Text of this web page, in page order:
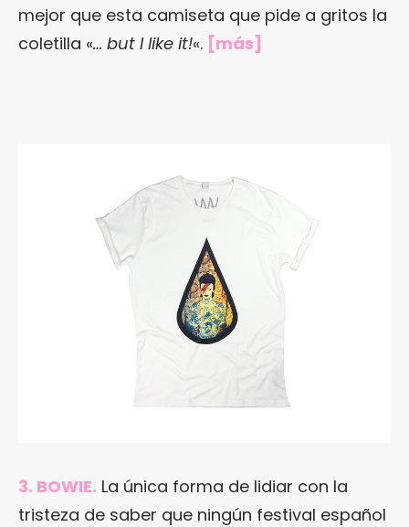
mejor que esta camiseta que pide a gritos la
coletilla «… but I like it!«. [más]
3. BOWIE. La única forma de lidiar con la
tristeza de saber que ningún festival español